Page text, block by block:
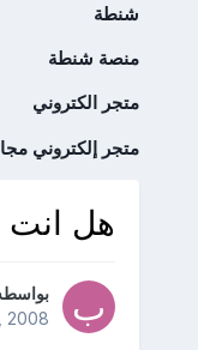
شنطة
منصة شنطة
متجر الكتروني
متجر إلكتروني
هل انت
2008